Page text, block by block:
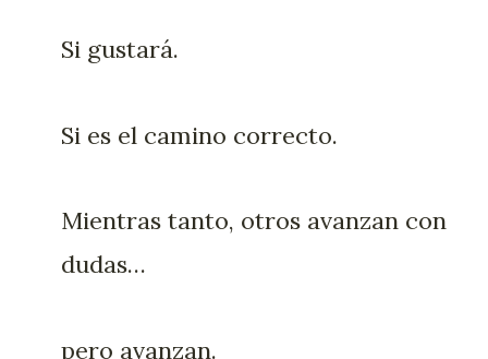
Si gustará.
Si es el camino correcto.
Mientras tanto, otros avanzan con
dudas…
pero avanzan.